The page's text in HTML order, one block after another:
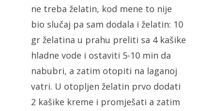
ne treba želatin, kod mene to nije
bio slučaj pa sam dodala i želatin: 10
gr želatina u prahu preliti sa 4 kašike
hladne vode i ostaviti 5-10 min da
nabubri, a zatim otopiti na laganoj
vatri. U otopljen želatin prvo dodati
2 kašike kreme i promješati a zatim